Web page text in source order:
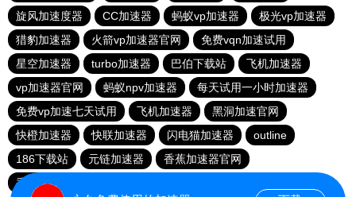
旋风加速度器
CC加速器 蚂蚁vp加速器
极光vp加速器
猎豹加速器
火箭vp加速器官网
免费vqn加速试用
星空加速器
turbo加速器 巴伯下载站
飞机加速器
vp加速器官网
蚂蚁npv加速器
每天试用一小时加速器
免费vp加速七天试用
飞机加速器
黑洞加速官网
快橙加速器
快联加速器 闪电猫加速器
outline
186下载站
元链加速器
香蕉加速器官网
香蕉加速器官网正版